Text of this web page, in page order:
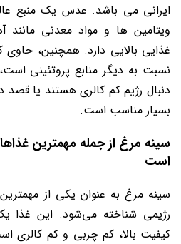
ایرانی می ‌باشد. عدس یک منبع
ویتامین‌ ها و مواد معدنی
غذایی بالایی دارد. همچنین، حاوی
نسبت به دیگر منابع پروتئینی است،
دنبال رژیم کم کالری هستند یا قصد
بسیار مناسب است.
سینه مرغ از جمله مهمترین
است
سینه مرغ به عنوان یکی از
رژیمی شناخته می‌شود. این غذا
کیفیت بالا، کم چربی و کم کالری